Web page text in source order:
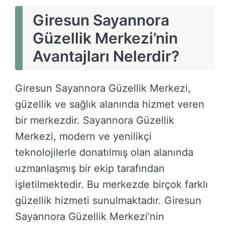
Giresun Sayannora
Güzellik Merkezi’nin
Avantajları Nelerdir?
Giresun Sayannora Güzellik Merkezi,
güzellik ve sağlık alanında hizmet veren
bir merkezdir. Sayannora Güzellik
Merkezi, modern ve yenilikçi
teknolojilerle donatılmış olan alanında
uzmanlaşmış bir ekip tarafından
işletilmektedir. Bu merkezde birçok farklı
güzellik hizmeti sunulmaktadır. Giresun
Sayannora Güzellik Merkezi’nin